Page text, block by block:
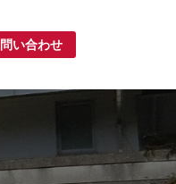
問い合わせ